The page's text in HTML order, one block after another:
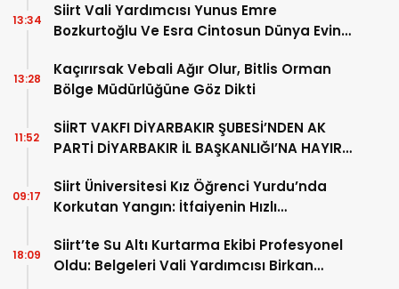
Siirt Vali Yardımcısı Yunus Emre
Bozkurtoğlu Ve Esra Cintosun Dünya Evine
13:34
Kaçırırsak Vebali Ağır Olur, Bitlis Orman
Bölge Müdürlüğüne Göz Dikti
13:28
SİİRT VAKFI DİYARBAKIR ŞUBESİ’NDEN AK
PARTİ DİYARBAKIR İL BAŞKANLIĞI’NA HAYIRLI
11:52
Siirt Üniversitesi Kız Öğrenci Yurdu’nda
Korkutan Yangın: İtfaiyenin Hızlı
09:17
Siirt’te Su Altı Kurtarma Ekibi Profesyonel
Oldu: Belgeleri Vali Yardımcısı Birkan
18:09